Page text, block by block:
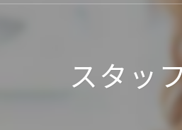
スタッ